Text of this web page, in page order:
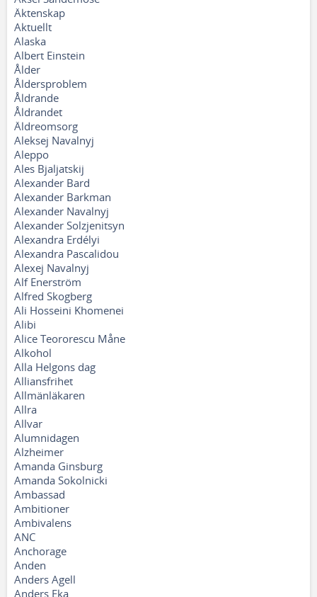
Äktenskap
Aktuellt
Alaska
Albert Einstein
Ålder
Åldersproblem
Åldrande
Åldrandet
Äldreomsorg
Aleksej Navalnyj
Aleppo
Ales Bjaljatskij
Alexander Bard
Alexander Barkman
Alexander Navalnyj
Alexander Solzjenitsyn
Alexandra Erdélyi
Alexandra Pascalidou
Alexej Navalnyj
Alf Enerström
Alfred Skogberg
Ali Hosseini Khomenei
Alibi
Alice Teororescu Måne
Alkohol
Alla Helgons dag
Alliansfrihet
Allmänläkaren
Allra
Allvar
Alumnidagen
Alzheimer
Amanda Ginsburg
Amanda Sokolnicki
Ambassad
Ambitioner
Ambivalens
ANC
Anchorage
Anden
Anders Agell
Anders Eka